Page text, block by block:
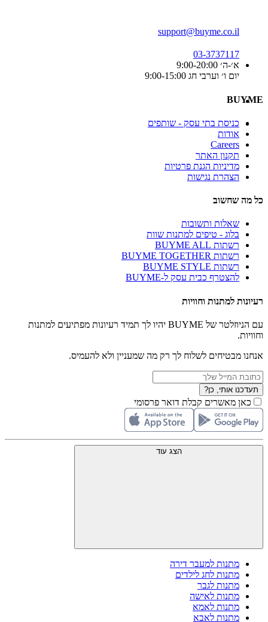
support@buyme.co.il
03-3737117
א׳-ה׳ 9:00-20:00
יום ו׳ וערבי חג 9:00-15:00
BUYME
כניסת בתי עסק - שותפים
אודות
Careers
תקנון האתר
מדיניות הגנת פרטיות
הצהרת נגישות
כל מה שחשוב
שאלות ותשובות
בלוג - טיפים למתנות שוות
רשתות BUYME ALL
רשתות BUYME TOGETHER
רשתות BUYME STYLE
להצטרף כבית עסק ל-BUYME
רעיונות למתנות וחוויות
עם הניוזלטר של BUYME יהיו לך תמיד רעיונות מפתיעים למתנות
וחוויות.
אנחנו מבטיחים לשלוח לך רק מה שמעניין ולא להעמיס.
תעדכנו אותי, כן?
כאן מאשרים קבלת דואר פרסומי
הצג עוד
מתנות למעבר דירה
מתנות לחג לילדים
מתנות לגבר
מתנות לאישה
מתנות לאמא
מתנות לאבא